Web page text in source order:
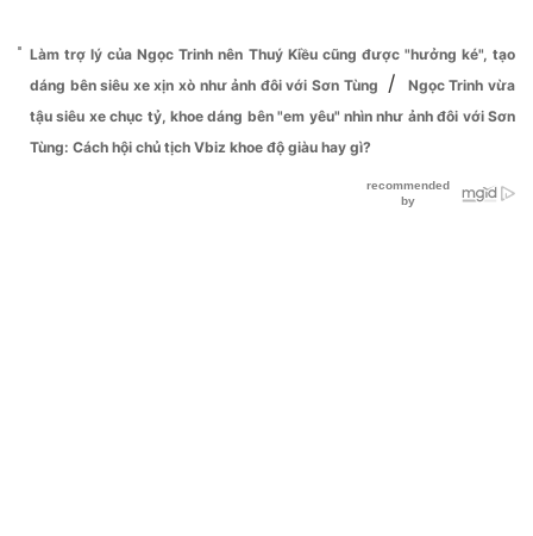
Làm trợ lý của Ngọc Trinh nên Thuý Kiều cũng được "hưởng ké", tạo
dáng bên siêu xe xịn xò như ảnh đôi với Sơn Tùng
/
Ngọc Trinh vừa
tậu siêu xe chục tỷ, khoe dáng bên "em yêu" nhìn như ảnh đôi với Sơn
Tùng: Cách hội chủ tịch Vbiz khoe độ giàu hay gì?